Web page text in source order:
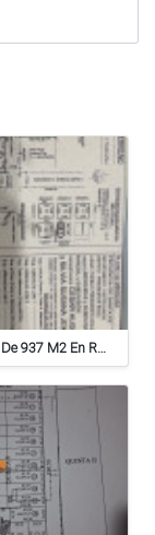
Terreno De 937 M2 En Roca